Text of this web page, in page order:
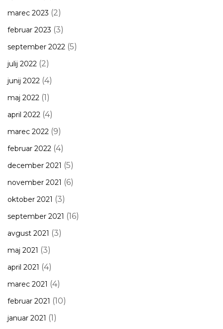
marec 2023 (2)
februar 2023 (3)
september 2022 (5)
julij 2022 (2)
junij 2022 (4)
maj 2022 (1)
april 2022 (4)
marec 2022 (9)
februar 2022 (4)
december 2021 (5)
november 2021 (6)
oktober 2021 (3)
september 2021 (16)
avgust 2021 (3)
maj 2021 (3)
april 2021 (4)
marec 2021 (4)
februar 2021 (10)
januar 2021 (1)